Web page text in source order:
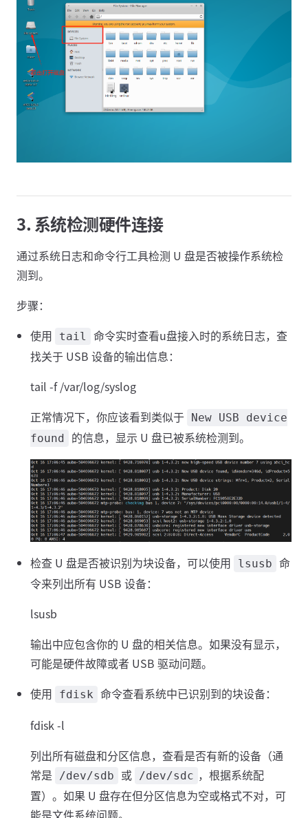
3. 系统检测硬件连接
通过系统日志和命令行工具检测 U 盘是否被操作系统检
测到。
步骤：
使用
tail
命令实时查看u盘接入时的系统日志，查
找关于 USB 设备的输出信息：
tail -f /var/log/syslog
正常情况下，你应该看到类似于
New USB device
found
的信息，显示 U 盘已被系统检测到。
检查 U 盘是否被识别为块设备，可以使用 lsusb 命
令来列出所有 USB 设备：
lsusb
输出中应包含你的 U 盘的相关信息。如果没有显示，
可能是硬件故障或者 USB 驱动问题。
使用
fdisk 命令查看系统中已识别到的块设备：
fdisk -l
列出所有磁盘和分区信息，查看是否有新的设备（通
常是
/dev/sdb 或 /dev/sdc ，根据系统配
置）。如果 U 盘存在但分区信息为空或格式不对，可
能是文件系统问题。